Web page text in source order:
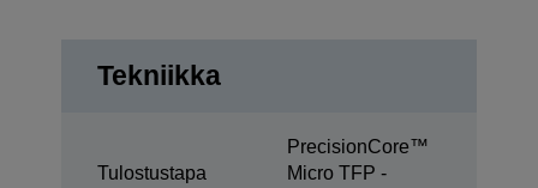
Tekniikka
Tulostustapa
PrecisionCore™
Micro TFP -